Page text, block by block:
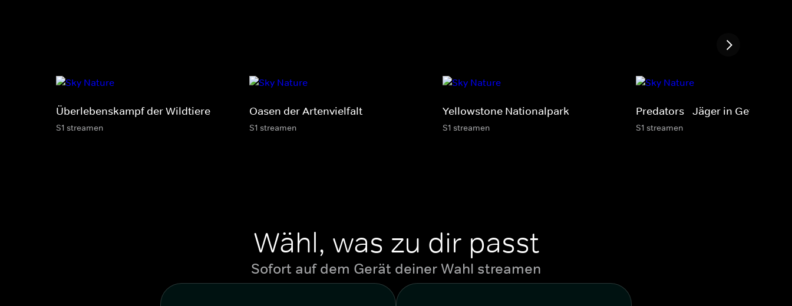
Überlebenskampf der Wildtiere
S1 streamen
Oasen der Artenvielfalt
S1 streamen
Yellowstone Nationalpark
S1 streamen
Predators - Jäger in Gefahr
S1 streamen
Wähl, was zu dir passt
Sofort auf dem Gerät deiner Wahl streamen